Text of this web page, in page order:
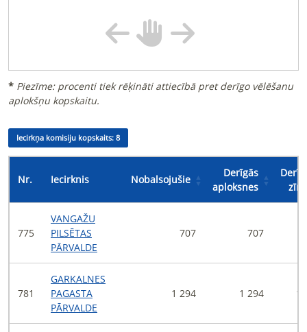
* Piezīme: procenti tiek rēķināti attiecībā pret derīgo vēlēšanu
aplokšņu kopskaitu.
Iecirkņa komisiju kopskaits: 8
Nr. Iecirknis Nobalsojušie
Derīgās
aploksnes
775
VANGAŽU
PILSĒTAS
PĀRVALDE
707 707
781
GARKALNES
PAGASTA
PĀRVALDE
1 294 1 294 1